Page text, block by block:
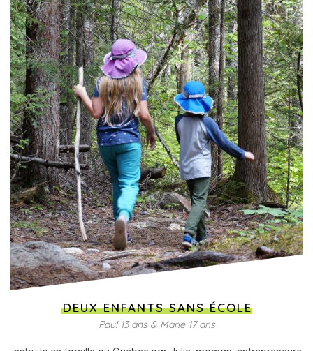
DEUX ENFANTS SANS ÉCOLE
Paul 13 ans & Marie 17 ans